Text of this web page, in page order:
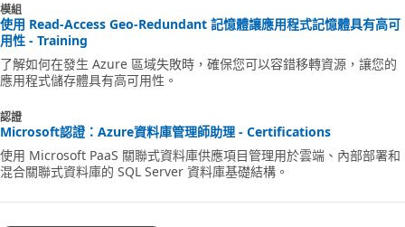
模組
使用 Read-Access Geo-Redundant 記憶體讓應用程式記憶體具有高可
用性 - Training
了解如何在發生 Azure 區域失敗時，確保您可以容錯移轉資源，讓您的
應用程式儲存體具有高可用性。
認證
Microsoft認證：Azure資料庫管理師助理 - Certifications
使用 Microsoft PaaS 關聯式資料庫供應項目管理用於雲端、內部部署和
混合關聯式資料庫的 SQL Server 資料庫基礎結構。